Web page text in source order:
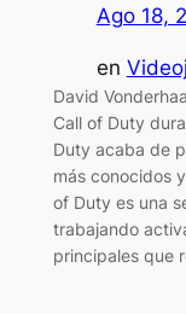
Ago 18,
en
David
Call of Duty
Duty acaba de
más conocidos
of Duty es una
trabajando
principales que